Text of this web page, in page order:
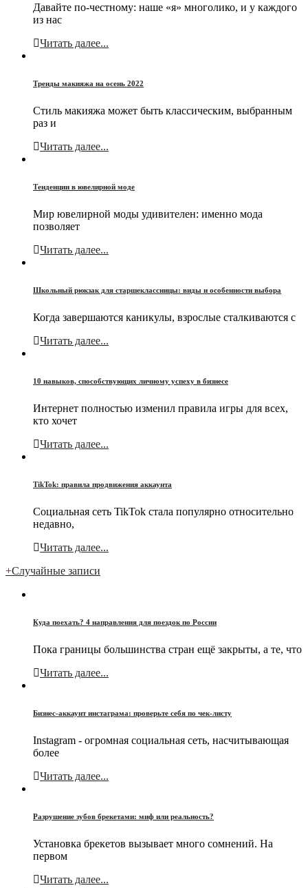
Давайте по-честному: наше «я» многолико, и у каждого
из нас
Читать далее...
Тренды макияжа на осень 2022
Стиль макияжа может быть классическим, выбранным
раз и
Читать далее...
Тенденции в ювелирной моде
Мир ювелирной моды удивителен: именно мода
позволяет
Читать далее...
Школьный рюкзак для старшеклассницы: виды и особенности выбора
Когда завершаются каникулы, взрослые сталкиваются с
Читать далее...
10 навыков, способствующих личному успеху в бизнесе
Интернет полностью изменил правила игры для всех,
кто хочет
Читать далее...
TikTok: правила продвижения аккаунта
Социальная сеть TikTok стала популярно относительно
недавно,
Читать далее...
+Случайные записи
Куда поехать? 4 направления для поездок по России
Пока границы большинства стран ещё закрыты, а те, что
Читать далее...
Бизнес-аккаунт инстаграма: проверьте себя по чек-листу
Instagram - огромная социальная сеть, насчитывающая
более
Читать далее...
Разрушение зубов брекетами: миф или реальность?
Установка брекетов вызывает много сомнений. На
первом
Читать далее...